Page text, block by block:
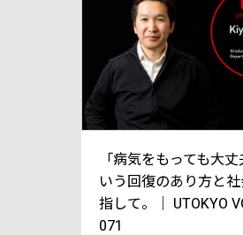
「病気をもっても大
いう回復のあり方と社
指して。｜ UTOKYO
071